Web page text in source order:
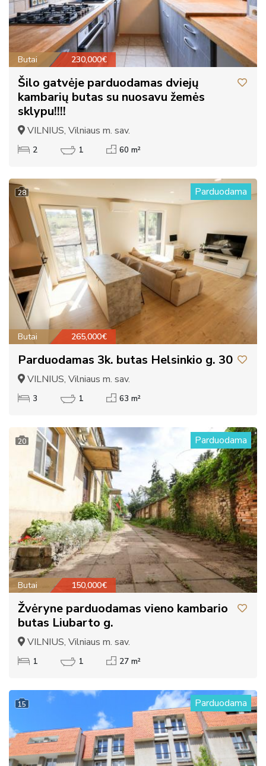
Butai 230,000€
Šilo gatvėje parduodamas dviejų
kambarių butas su nuosavu žemės
sklypu!!!!
VILNIUS, Vilniaus m. sav.
2 1 60 m²
28 Parduodama
Butai 265,000€
Parduodamas 3k. butas Helsinkio g. 30
VILNIUS, Vilniaus m. sav.
3 1 63 m²
20 Parduodama
Butai 150,000€
Žvėryne parduodamas vieno kambario
butas Liubarto g.
VILNIUS, Vilniaus m. sav.
1 1 27 m²
15 Parduodama